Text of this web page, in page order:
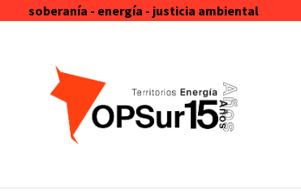
soberanía - energía - justicia ambiental